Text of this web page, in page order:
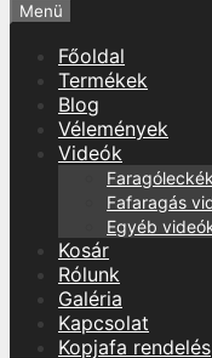
Menü
Főoldal
Termékek
Blog
Vélemények
Videók
Faragóleckék
Fafaragás
Egyéb
Kosár
Rólunk
Galéria
Kapcsolat
Kopjafa rendelés